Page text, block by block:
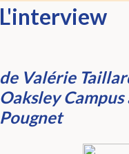
Valérie